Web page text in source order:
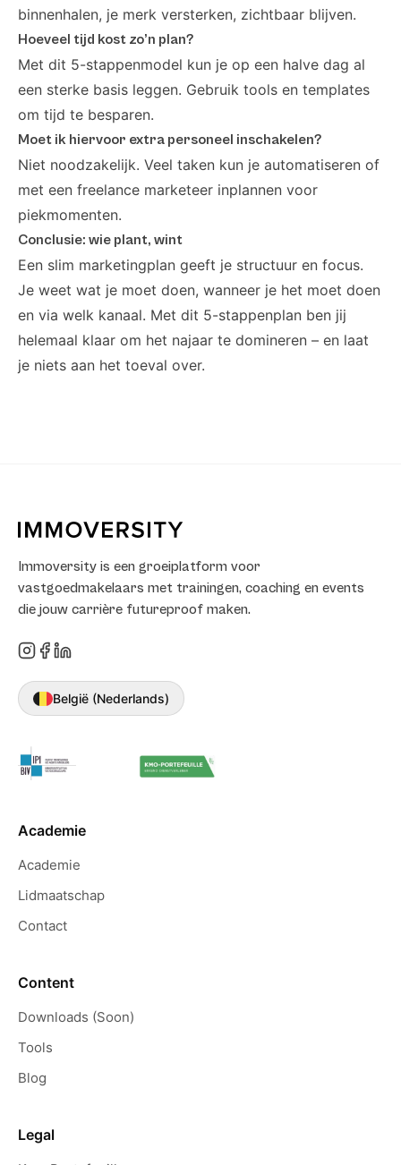
binnenhalen, je merk versterken, zichtbaar blijven.
Hoeveel tijd kost zo’n plan?
Met dit 5-stappenmodel kun je op een halve dag al
een sterke basis leggen. Gebruik tools en templates
om tijd te besparen.
Moet ik hiervoor extra personeel inschakelen?
Niet noodzakelijk. Veel taken kun je automatiseren of
met een freelance marketeer inplannen voor
piekmomenten.
Conclusie: wie plant, wint
Een slim marketingplan geeft je structuur en focus.
Je weet wat je moet doen, wanneer je het moet doen
en via welk kanaal. Met dit 5-stappenplan ben jij
helemaal klaar om het najaar te domineren – en laat
je niets aan het toeval over.
Immoversity is een groeiplatform voor
vastgoedmakelaars met trainingen, coaching en events
die jouw carrière futureproof maken.
België (Nederlands)
Academie
Academie
Lidmaatschap
Contact
Content
Downloads (Soon)
Tools
Blog
Legal